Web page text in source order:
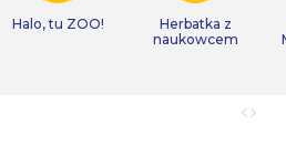
Halo, tu ZOO!
Herbatka z
naukowcem